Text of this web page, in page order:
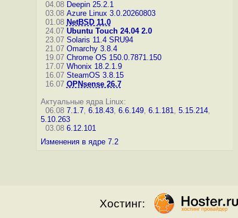
04.08 Deepin 25.2.1
03.08 Azure Linux 3.0.20260803
01.08 NetBSD 11.0
24.07 Ubuntu Touch 24.04 2.0
23.07 Solaris 11.4 SRU94
21.07 Omarchy 3.8.4
19.07 Chrome OS 150.0.7871.150
17.07 Whonix 18.2.1.9
16.07 SteamOS 3.8.15
16.07 OPNsense 26.7
Актуальные ядра Linux:
06.08 7.1.7, 6.18.43, 6.6.149, 6.1.181, 5.15.214,
5.10.263
03.08 6.12.101
Изменения в ядре 7.2
Хостинг: